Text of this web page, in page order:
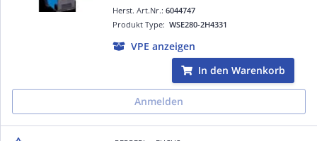
Produkt Type:WSE280-2H4331
Herst. Art.Nr.:6044747
VPE anzeigen
In den Warenkorb
Anmelden